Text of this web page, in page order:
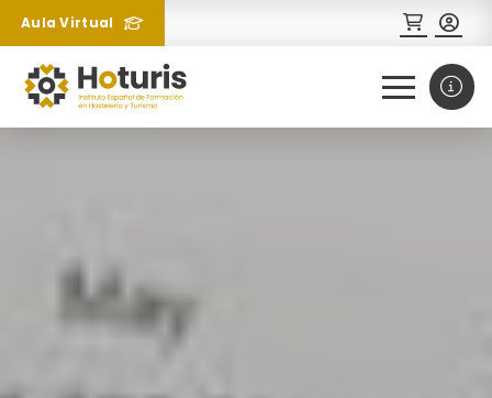
Aula Virtual
¿Necesitas más información
sobre un curso?